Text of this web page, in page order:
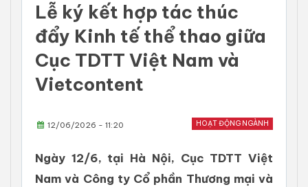
Lễ ký kết hợp tác thúc
đẩy Kinh tế thể thao giữa
Cục TDTT Việt Nam và
Vietcontent
HOẠT ĐỘNG NGÀNH
12/06/2026 - 11:20
Ngày 12/6, tại Hà Nội, Cục TDTT Việt
Nam và Công ty Cổ phần Thương mại và